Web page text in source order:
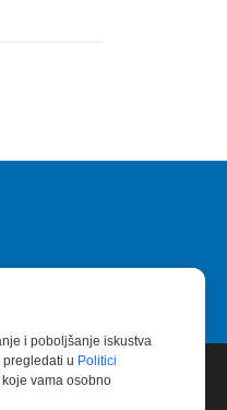
i poboljšanje iskustva
u Politici
vama osobno